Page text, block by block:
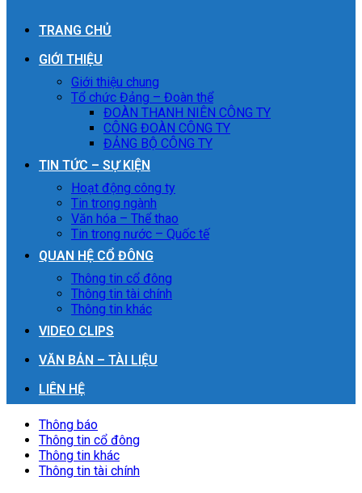
TRANG CHỦ
GIỚI THIỆU
Giới thiệu chung
Tổ chức Đảng – Đoàn thể
ĐOÀN THANH NIÊN CÔNG TY
CÔNG ĐOÀN CÔNG TY
ĐẢNG BỘ CÔNG TY
TIN TỨC – SỰ KIỆN
Hoạt động công ty
Tin trong ngành
Văn hóa – Thể thao
Tin trong nước – Quốc tế
QUAN HỆ CỔ ĐÔNG
Thông tin cổ đông
Thông tin tài chính
Thông tin khác
VIDEO CLIPS
VĂN BẢN – TÀI LIỆU
LIÊN HỆ
Thông báo
Thông tin cổ đông
Thông tin khác
Thông tin tài chính